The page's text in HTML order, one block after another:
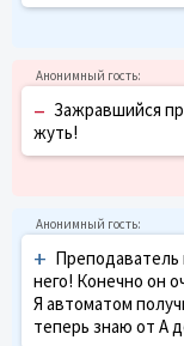
– Зажравшийся
жуть!
+ Преподаватель
него! Конечно он
Я автоматом
теперь знаю от А